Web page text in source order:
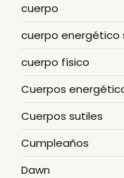
cuerpo
cuerpo energético
cuerpo físico
Cuerpos
Cuerpos sutiles
Cumpleaños
Dawn